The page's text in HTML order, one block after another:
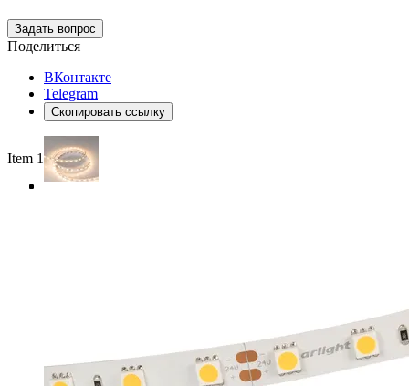
Задать вопрос
Поделиться
ВКонтакте
Telegram
Скопировать ссылку
Item 1 of 5